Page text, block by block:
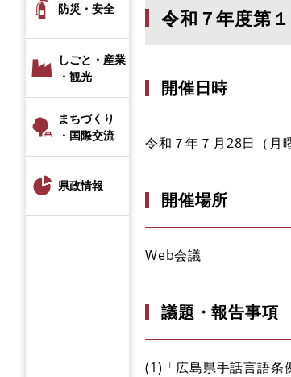
防災・安全
しごと・産業
・観光
まちづくり
・国際交流
県政情報
令和７年度第
開催日時
令和７年７月28日（
開催場所
Web会議
議題・報告事項
(1)「広島県手話言語条